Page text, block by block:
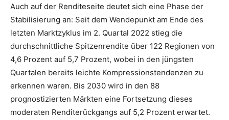
Auch auf der Renditeseite deutet sich eine Phase der
Stabilisierung an: Seit dem Wendepunkt am Ende des
letzten Marktzyklus im 2. Quartal 2022 stieg die
durchschnittliche Spitzenrendite über 122 Regionen von
4,6 Prozent auf 5,7 Prozent, wobei in den jüngsten
Quartalen bereits leichte Kompressionstendenzen zu
erkennen waren. Bis 2030 wird in den 88
prognostizierten Märkten eine Fortsetzung dieses
moderaten Renditerückgangs auf 5,2 Prozent erwartet.